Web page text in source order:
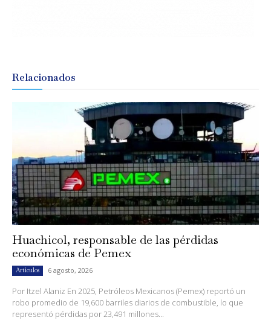
Relacionados
Huachicol, responsable de las pérdidas
económicas de Pemex
Artículos 6 agosto, 2026
Por Itzel Alaniz En 2025, Petróleos Mexicanos (Pemex) reportó un
robo promedio de 19,600 barriles diarios de combustible, lo que
representó pérdidas por 23,491 millones...